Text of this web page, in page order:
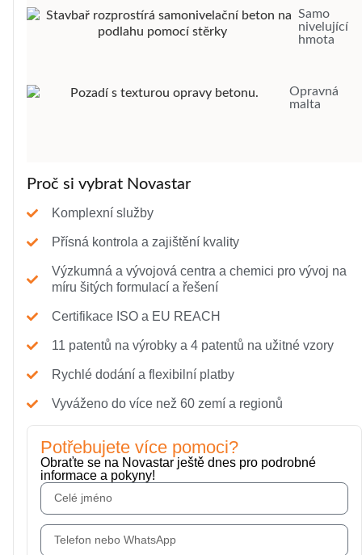
Samo
nivelující
hmota
Opravná
malta
Proč si vybrat Novastar
Komplexní služby
Přísná kontrola a zajištění kvality
Výzkumná a vývojová centra a chemici pro vývoj na
míru šitých formulací a řešení
Certifikace ISO a EU REACH
11 patentů na výrobky a 4 patentů na užitné vzory
Rychlé dodání a flexibilní platby
Vyváženo do více než 60 zemí a regionů
Potřebujete více pomoci?
Obraťte se na Novastar ještě dnes pro podrobné
informace a pokyny!